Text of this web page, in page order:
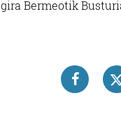
Bermeotik